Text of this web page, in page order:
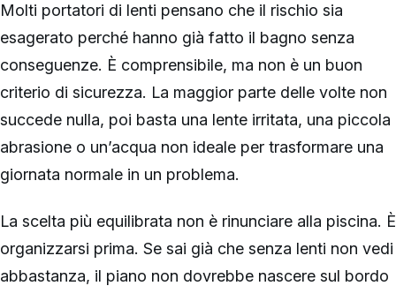
Molti portatori di lenti pensano che il rischio sia
esagerato perché hanno già fatto il bagno senza
conseguenze. È comprensibile, ma non è un buon
criterio di sicurezza. La maggior parte delle volte non
succede nulla, poi basta una lente irritata, una piccola
abrasione o un’acqua non ideale per trasformare una
giornata normale in un problema.
La scelta più equilibrata non è rinunciare alla piscina. È
organizzarsi prima. Se sai già che senza lenti non vedi
abbastanza, il piano non dovrebbe nascere sul bordo